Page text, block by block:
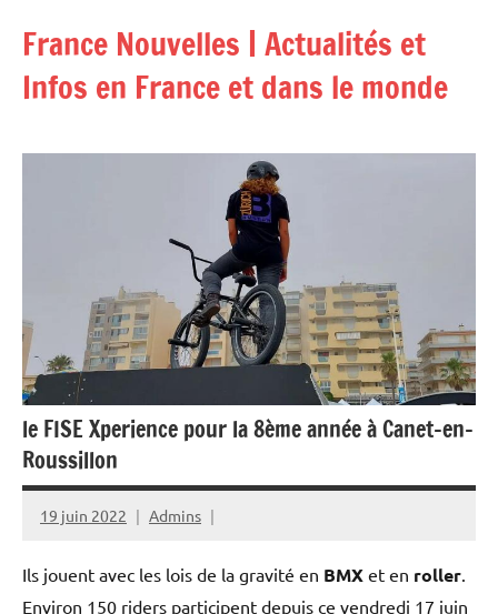
contenu
France Nouvelles | Actualités et
Infos en France et dans le monde
le FISE Xperience pour la 8ème année à Canet-en-
Roussillon
19 juin 2022 Admins
Ils jouent avec les lois de la gravité en BMX et en roller.
Environ 150 riders participent depuis ce vendredi 17 juin